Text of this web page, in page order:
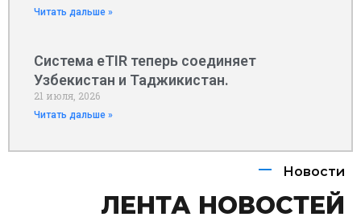
Читать дальше »
Система eTIR теперь соединяет
Узбекистан и Таджикистан.
21 июля, 2026
Читать дальше »
Новости
ЛЕНТА НОВОСТЕЙ